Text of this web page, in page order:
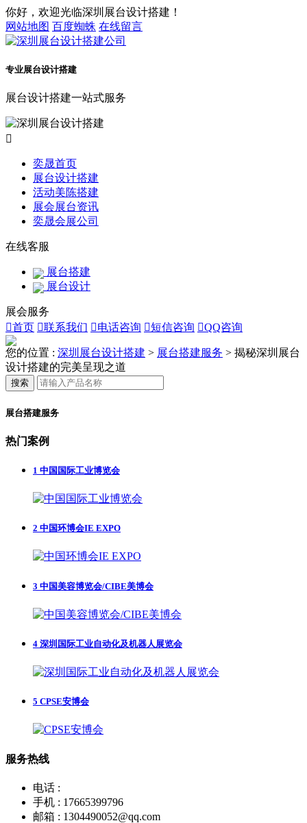
你好，欢迎光临深圳展台设计搭建！
网站地图 百度蜘蛛 在线留言
专业展台设计搭建
展台设计搭建一站式服务

奕晟首页
展台设计搭建
活动美陈搭建
展会展台资讯
奕晟会展公司
在线客服
展台搭建
展台设计
展会服务
首页 联系我们 电话咨询 短信咨询 QQ咨询
您的位置 : 深圳展台设计搭建 > 展台搭建服务 > 揭秘深圳展台
设计搭建的完美呈现之道
搜索
展台搭建服务
热门案例
1 中国国际工业博览会
2 中国环博会IE EXPO
3 中国美容博览会/CIBE美博会
4 深圳国际工业自动化及机器人展览会
5 CPSE安博会
服务热线
电话 :
手机 : 17665399796
邮箱 : 1304490052@qq.com